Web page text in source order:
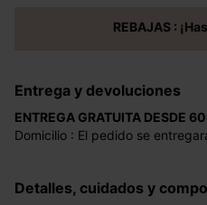
REBAJAS :
Entrega y devoluciones
ENTREGA GRATUITA DESDE
Domicilio : El pedido se
Mondial Relay : El pedido se
Detalles, cuidados y